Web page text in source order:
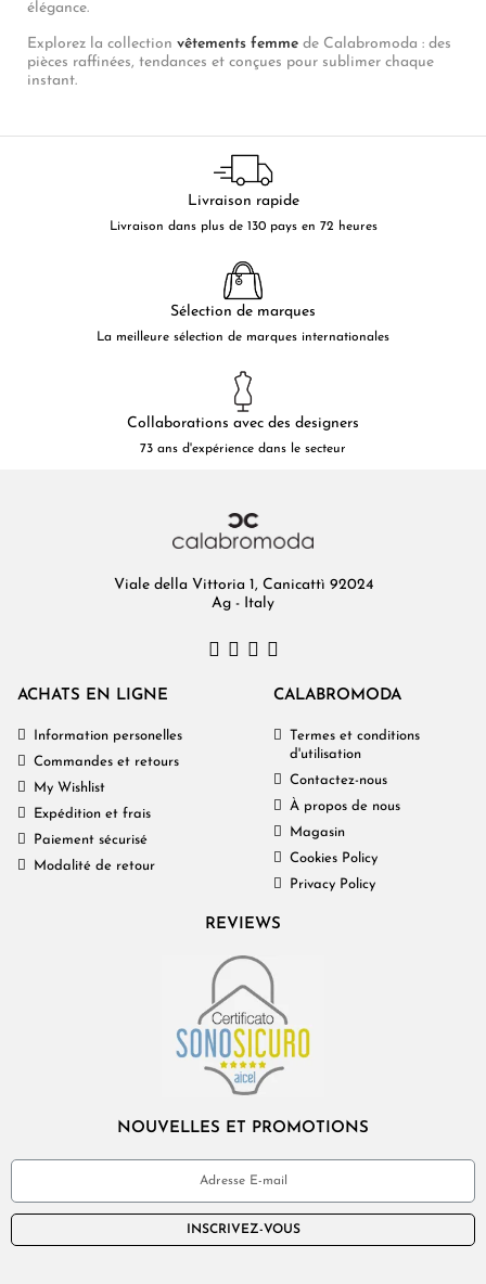
élégance.
Explorez la collection vêtements femme de Calabromoda : des
pièces raffinées, tendances et conçues pour sublimer chaque
instant.
Livraison rapide
Livraison dans plus de 130 pays en 72 heures
Sélection de marques
La meilleure sélection de marques internationales
Collaborations avec des designers
73 ans d'expérience dans le secteur
Viale della Vittoria 1, Canicattì 92024
Ag - Italy
ACHATS EN LIGNE
Information personelles
Commandes et retours
My Wishlist
Expédition et frais
Paiement sécurisé
Modalité de retour
CALABROMODA
Termes et conditions
d'utilisation
Contactez-nous
À propos de nous
Magasin
Cookies Policy
Privacy Policy
REVIEWS
NOUVELLES ET PROMOTIONS
INSCRIVEZ-VOUS